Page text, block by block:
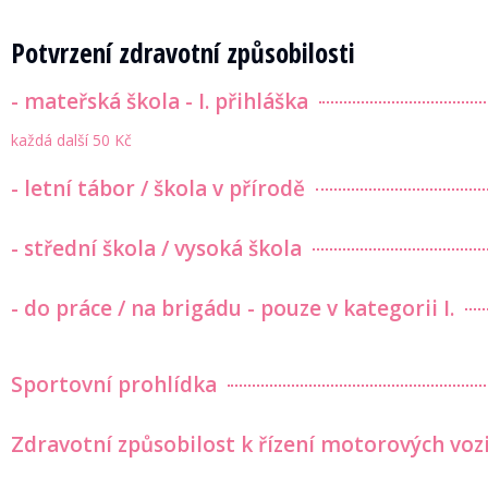
Potvrzení zdravotní způsobilosti
- mateřská škola - I. přihláška
každá další 50 Kč
- letní tábor / škola v přírodě
- střední škola / vysoká škola
- do práce / na brigádu - pouze v kategorii I.
Sportovní prohlídka
Zdravotní způsobilost k řízení motorových